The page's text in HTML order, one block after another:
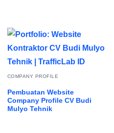
COMPANY PROFILE
Pembuatan Website
Company Profile CV Budi
Mulyo Tehnik